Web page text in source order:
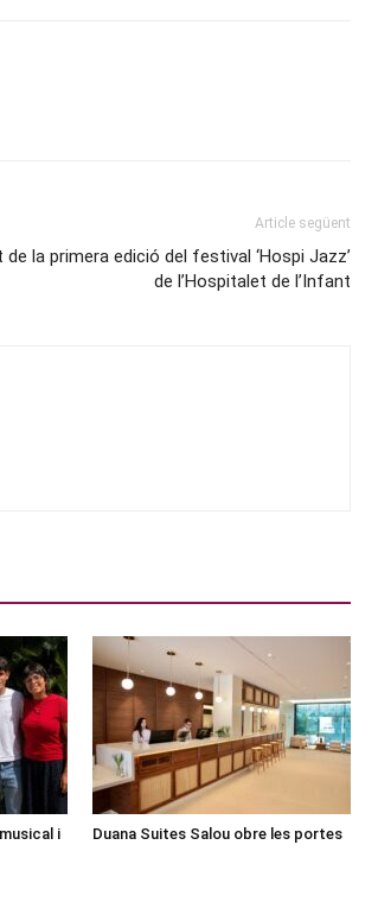
Article següent
de la primera edició del festival ‘Hospi Jazz’
de l’Hospitalet de l’Infant
i
Duana Suites Salou obre les portes